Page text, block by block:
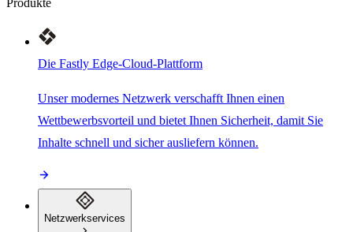
Produkte
Die Fastly Edge-Cloud-Plattform
Unser modernes Netzwerk verschafft Ihnen einen
Wettbewerbsvorteil und bietet Ihnen Sicherheit, damit Sie
Inhalte schnell und sicher ausliefern können.
Netzwerkservices